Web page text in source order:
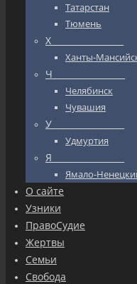
Татарстан
Тюмень
Х_________________
Ханты-
Ч_________________
Челябинск
Чувашия
У_________________
Удмуртия
Я_________________
Ямало-
О сайте
Узники
ПравоСудие
Жертвы
Семьи
Свобода